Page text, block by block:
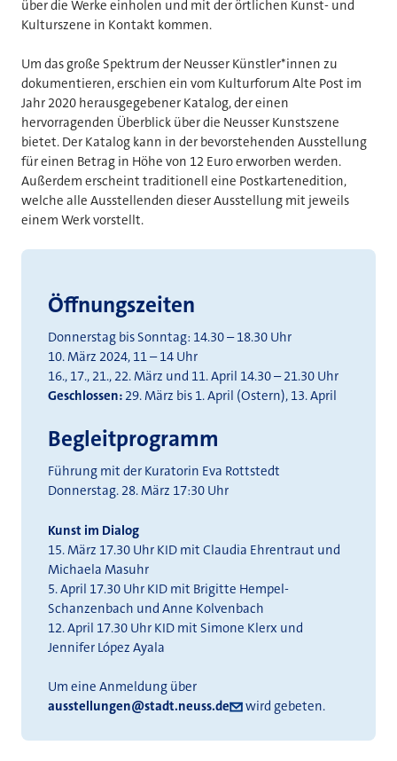
über die Werke einholen und mit der örtlichen Kunst- und
Kulturszene in Kontakt kommen.
Um das große Spektrum der Neusser Künstler*innen zu
dokumentieren, erschien ein vom Kulturforum Alte Post im
Jahr 2020 herausgegebener Katalog, der einen
hervorragenden Überblick über die Neusser Kunstszene
bietet. Der Katalog kann in der bevorstehenden Ausstellung
für einen Betrag in Höhe von 12 Euro erworben werden.
Außerdem erscheint traditionell eine Postkartenedition,
welche alle Ausstellenden dieser Ausstellung mit jeweils
einem Werk vorstellt.
Öffnungszeiten
Donnerstag bis Sonntag: 14.30 – 18.30 Uhr
10. März 2024, 11 – 14 Uhr
16., 17., 21., 22. März und 11. April 14.30 – 21.30 Uhr
Geschlossen: 29. März bis 1. April (Ostern), 13. April
Begleitprogramm
Führung mit der Kuratorin Eva Rottstedt
Donnerstag. 28. März 17:30 Uhr
Kunst im Dialog
15. März 17.30 Uhr KID mit Claudia Ehrentraut und
Michaela Masuhr
5. April 17.30 Uhr KID mit Brigitte Hempel-
Schanzenbach und Anne Kolvenbach
12. April 17.30 Uhr KID mit Simone Klerx und
Jennifer López Ayala
Um eine Anmeldung über
ausstellungen@stadt.neuss.de
wird gebeten.